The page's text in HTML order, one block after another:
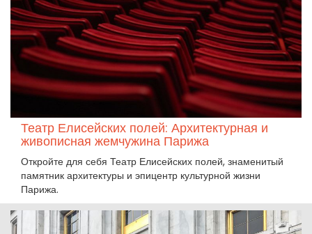
Театр Елисейских полей: Архитектурная и
живописная жемчужина Парижа
Откройте для себя Театр Елисейских полей, знаменитый
памятник архитектуры и эпицентр культурной жизни
Парижа.